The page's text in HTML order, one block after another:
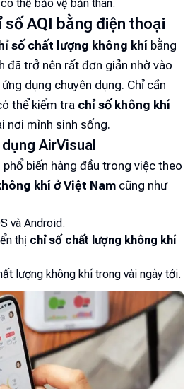
thể bảo vệ bản thân.
số AQI bằng điện thoại
số chất lượng không khí bằng
đã trở nên rất đơn giản nhờ vào
dụng chuyên dụng. Chỉ cần
thể kiểm tra chỉ số không khí
nơi mình sinh sống.
AirVisual
biến hàng đầu trong việc theo
khí ở Việt Nam cũng như
và Android.
thị chỉ số chất lượng không khí
lượng không khí trong vài ngày tới.